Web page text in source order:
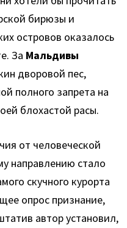
бирюзы и
островов оказалось
За Мальдивы
дворовой пес,
полного запрета на
блохастой расы.
от человеческой
направлению стало
скучного курорта
опрос признание,
автор установил,